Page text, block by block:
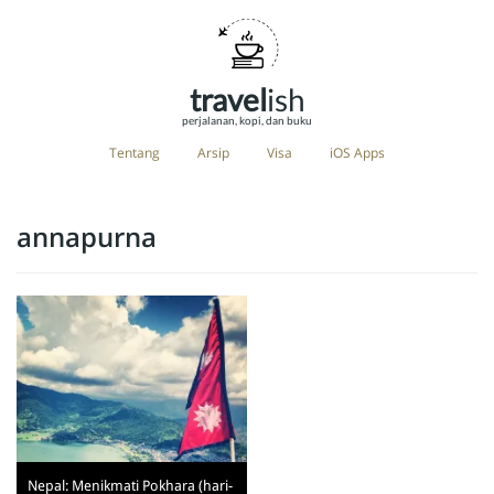
travelish
perjalanan, kopi, dan buku
Tentang Arsip Visa iOS Apps
annapurna
Nepal: Menikmati Pokhara (hari-